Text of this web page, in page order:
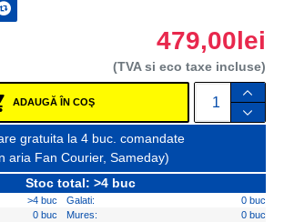
479,00lei
(TVA si eco taxe incluse)
ADAUGĂ ÎN COŞ
gratuita la 4 buc. comandate
aria Fan Courier, Sameday)
Stoc total: >4 buc
>4 buc Galati:
0 buc
0 buc Mures:
0 buc